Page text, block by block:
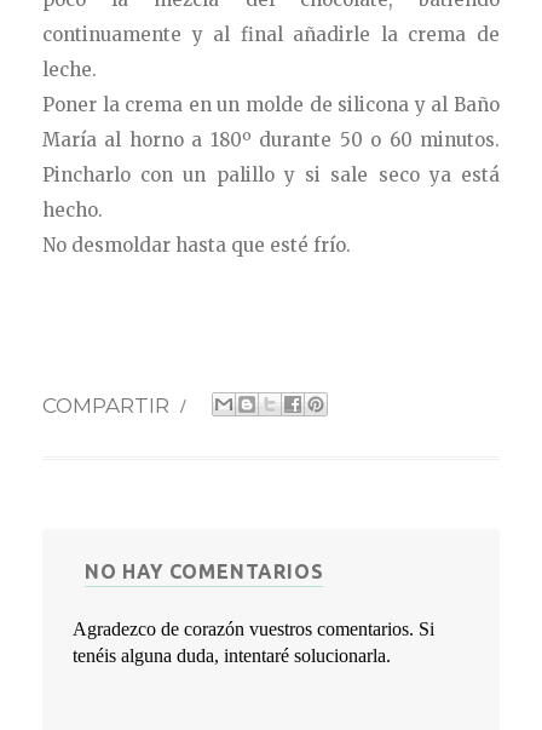
continuamente y al final añadirle la crema de
leche.
Poner la crema en un molde de silicona y al Baño
María al horno a 180º durante 50 o 60 minutos.
Pincharlo con un palillo y si sale seco ya está
hecho.
No desmoldar hasta que esté frío.
COMPARTIR /
NO HAY COMENTARIOS
Agradezco de corazón vuestros comentarios. Si
tenéis alguna duda, intentaré solucionarla.